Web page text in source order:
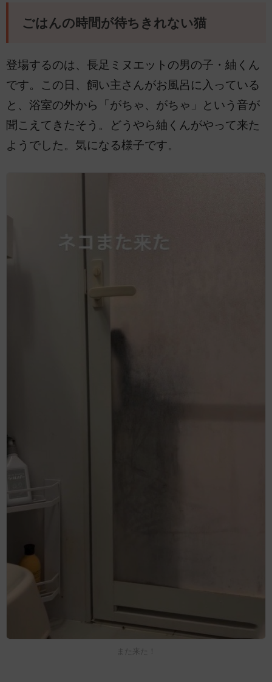
ごはんの時間が待ちきれない猫
登場するのは、長足ミヌエットの男の子・紬くん
です。この日、飼い主さんがお風呂に入っている
と、浴室の外から「がちゃ、がちゃ」という音が
聞こえてきたそう。どうやら紬くんがやって来た
ようでした。気になる様子です。
また来た！